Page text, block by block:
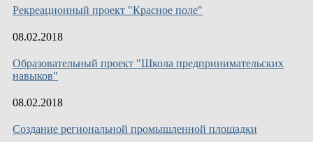
Рекреационный проект "Красное поле"
08.02.2018
Образовательный проект "Школа предпринимательских
навыков"
08.02.2018
Создание региональной промышленной площадки